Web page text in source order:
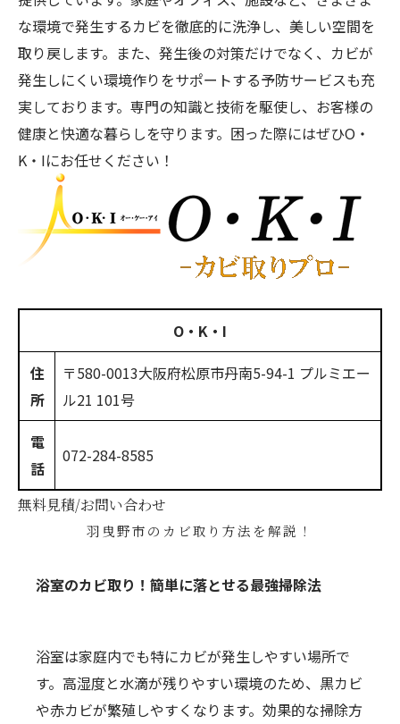
な環境で発生するカビを徹底的に洗浄し、美しい空間を
取り戻します。また、発生後の対策だけでなく、カビが
発生しにくい環境作りをサポートする予防サービスも充
実しております。専門の知識と技術を駆使し、お客様の
健康と快適な暮らしを守ります。困った際にはぜひO・
K・Iにお任せください！
O・K・I
住
所
〒580-0013大阪府松原市丹南5-94-1 プルミエー
ル21 101号
電
話
072-284-8585
無料見積/お問い合わせ
羽曳野市のカビ取り方法を解説！
浴室のカビ取り！簡単に落とせる最強掃除法
浴室は家庭内でも特にカビが発生しやすい場所で
す。高湿度と水滴が残りやすい環境のため、黒カビ
や赤カビが繁殖しやすくなります。効果的な掃除方